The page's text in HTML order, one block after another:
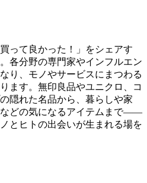
って良かった！」をシェアす
各分野の専門家やインフルエン
り、モノやサービスにまつわる
ます。無印良品やユニクロ、コ
隠れた名品から、暮らしや家
どの気になるアイテムまで――
とヒトの出会いが生まれる場を